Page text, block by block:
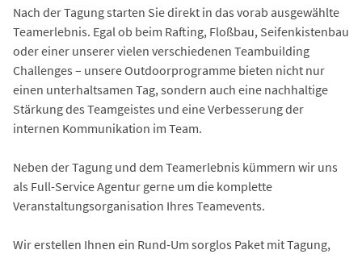
Nach der Tagung starten Sie direkt in das vorab ausgewählte
Teamerlebnis. Egal ob beim Rafting, Floßbau, Seifenkistenbau
oder einer unserer vielen verschiedenen Teambuilding
Challenges – unsere Outdoorprogramme bieten nicht nur
einen unterhaltsamen Tag, sondern auch eine nachhaltige
Stärkung des Teamgeistes und eine Verbesserung der
internen Kommunikation im Team.
Neben der Tagung und dem Teamerlebnis kümmern wir uns
als Full-Service Agentur gerne um die komplette
Veranstaltungsorganisation Ihres Teamevents.
Wir erstellen Ihnen ein Rund-Um sorglos Paket mit Tagung,